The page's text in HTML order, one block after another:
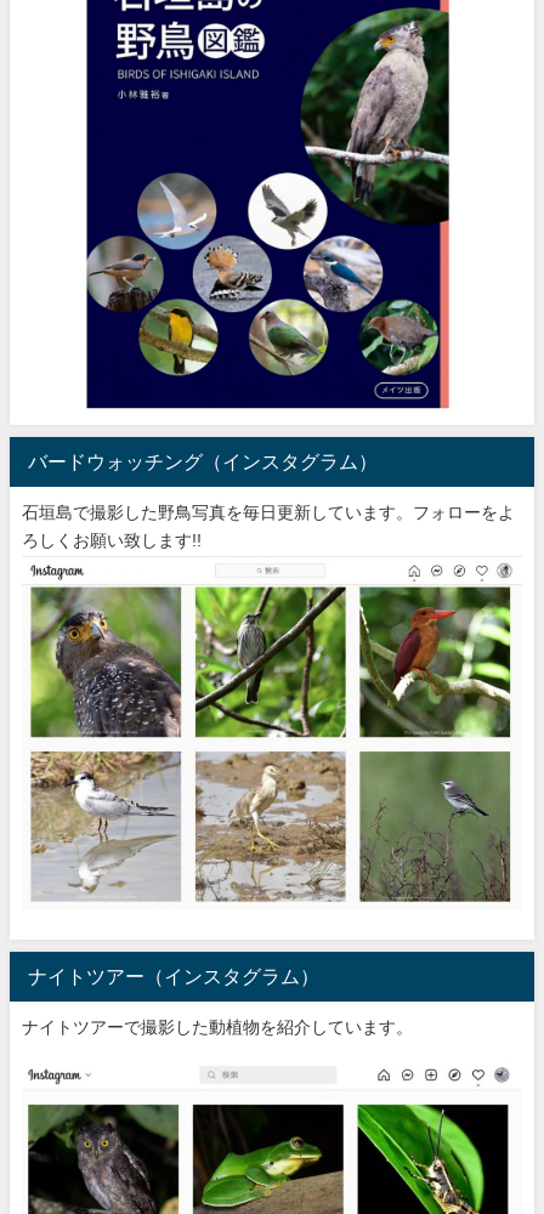
バードウォッチング（インスタグラム）
石垣島で撮影した野鳥写真を毎日更新しています。フォローをよ
ろしくお願い致します!!
ナイトツアー（インスタグラム）
ナイトツアーで撮影した動植物を紹介しています。